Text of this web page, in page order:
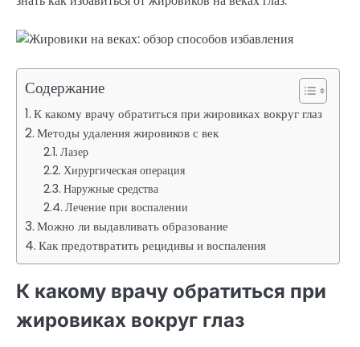
Содержание
К какому врачу обратиться при жировиках вокруг глаз
Методы удаления жировиков с век
Лазер
Хирургическая операция
Наружные средства
Лечение при воспалении
Можно ли выдавливать образование
Как предотвратить рецидивы и воспаления
К какому врачу обратиться при
жировиках вокруг глаз